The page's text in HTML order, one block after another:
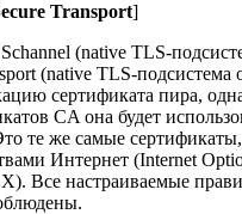
Transport]
(native TLS-
(native TLS-подсистема
сертификата пира,
CA она будет
те же самые
Интернет (Internet
Все настраиваемые